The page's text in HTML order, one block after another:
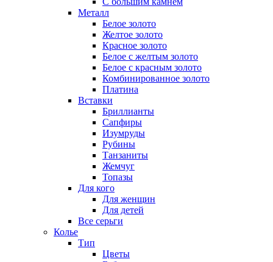
Металл
Белое золото
Желтое золото
Красное золото
Белое с желтым золото
Белое с красным золото
Комбинированное золото
Платина
Вставки
Бриллианты
Сапфиры
Изумруды
Рубины
Танзаниты
Жемчуг
Топазы
Для кого
Для женщин
Для детей
Все серьги
Колье
Тип
Цветы